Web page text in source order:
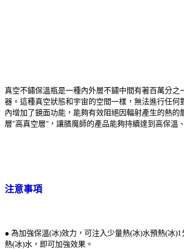
真空不鏽保溫瓶是一種內外層不鏽中間有著百萬分之
器。這種真空狀態和宇宙的空間一樣，無法進行任何
內增加了鏡面功能，能夠有效阻絕因輻射產生的熱的
層"高真空層"，讓膳魔師的產品能夠持續達到高保溫
注意事項
● 為加強保溫(冰)效力，可注入少量熱(冰)水預熱(冰
熱(冰)水，即可加強效果。